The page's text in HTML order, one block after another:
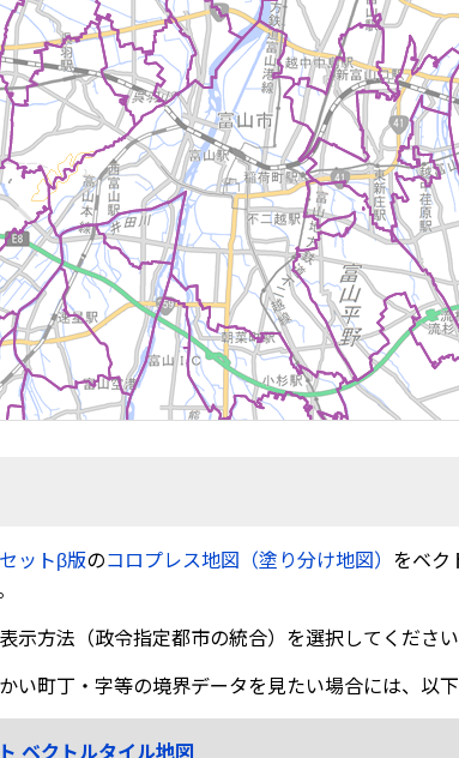
ットβ版のコロプレス地図（塗り分け地図） をベク
示方法（政令指定都市の統合）を選択してください
い町丁・字等の境界データを見たい場合には、以
ベクトルタイル地図